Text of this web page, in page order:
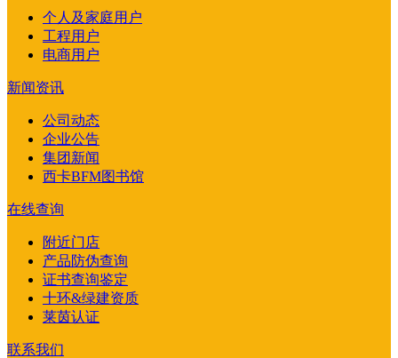
个人及家庭用户
工程用户
电商用户
新闻资讯
公司动态
企业公告
集团新闻
西卡BFM图书馆
在线查询
附近门店
产品防伪查询
证书查询鉴定
十环&绿建资质
莱茵认证
联系我们